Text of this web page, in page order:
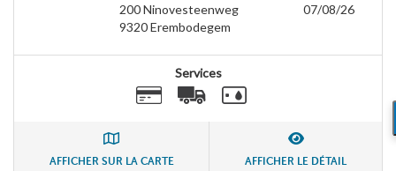
200 Ninovesteenweg
9320Erembodegem
07/08/26
Services
AFFICHER SUR LA CARTE AFFICHER LE DÉTAIL